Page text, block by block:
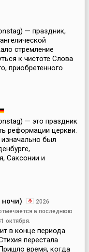
— праздник,
стремление
к чистоте Слова
приобретенного
— это праздник
реформации церкви.
был
Саксонии и
2026
в последнюю
октября.
в конце периода
перестала
время, когда